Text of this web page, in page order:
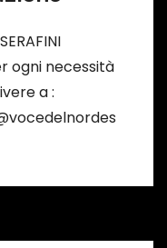
ogni necessità
a :